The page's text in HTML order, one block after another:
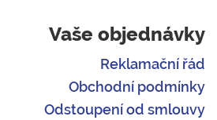
Vaše objednávky
Reklamační řád
Obchodní podmínky
Odstoupení od smlouvy